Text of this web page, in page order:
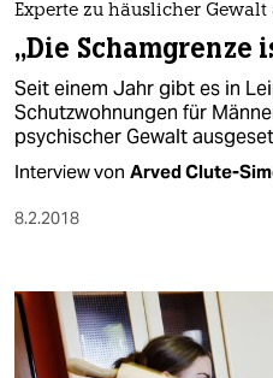
Experte zu häuslicher
„Die Schamgrenze
Seit einem Jahr gibt es in
Schutzwohnungen für
psychischer Gewalt
Interview von Arved Clute-
8.2.2018